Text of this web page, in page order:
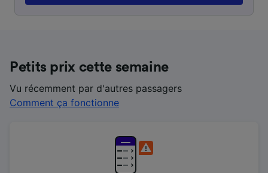
Petits prix cette semaine
Vu récemment par d'autres passagers
Comment ça fonctionne